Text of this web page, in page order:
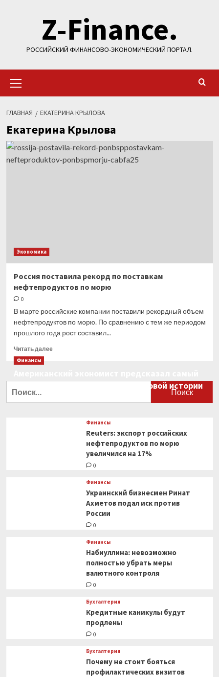
содержимомуZ-Finance.
РОССИЙСКИЙ ФИНАНСОВО-ЭКОНОМИЧЕСКИЙ ПОРТАЛ.
меню
ГЛАВНАЯ ЕКАТЕРИНА КРЫЛОВА
Екатерина Крылова
Экономика
Россия поставила рекорд по поставкам
нефтепродуктов по морю
0
В марте российские компании поставили рекордный объем
нефтепродуктов по морю. По сравнению с тем же периодом
прошлого года рост составил...
Читать далееПрочитать
по поставкам
Финансы
большой финансовый крах в мировой истории
Финансы
Reuters: экспорт российских
нефтепродуктов по морю
увеличился на 17%
0
Финансы
Украинский бизнесмен Ринат
Ахметов подал иск против
России
0
Финансы
Набиуллина: невозможно
полностью убрать меры
валютного контроля
0
Бухгалтерия
Кредитные каникулы будут
продлены
0
Бухгалтерия
Почему не стоит бояться
профилактических визитов